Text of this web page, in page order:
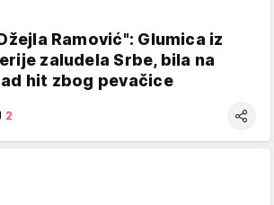
Ramović": Glumica iz
zaludela Srbe, bila na
hit zbog pevačice
2